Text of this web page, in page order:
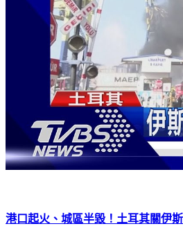
港口起火、城區半毀！土耳其關伊